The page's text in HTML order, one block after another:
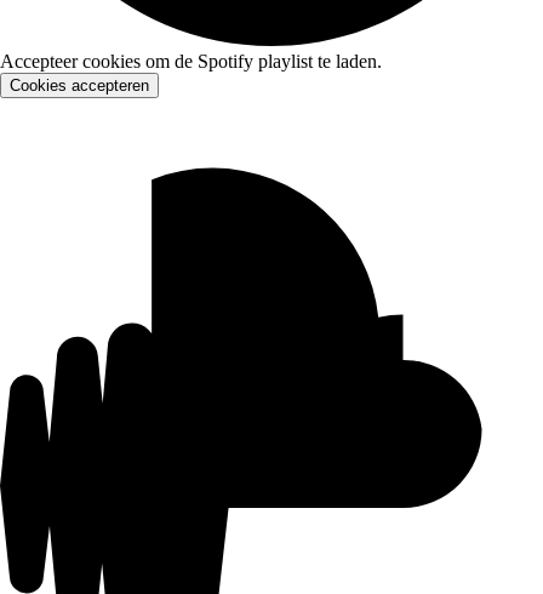
Accepteer cookies om de Spotify playlist te laden.
Cookies accepteren